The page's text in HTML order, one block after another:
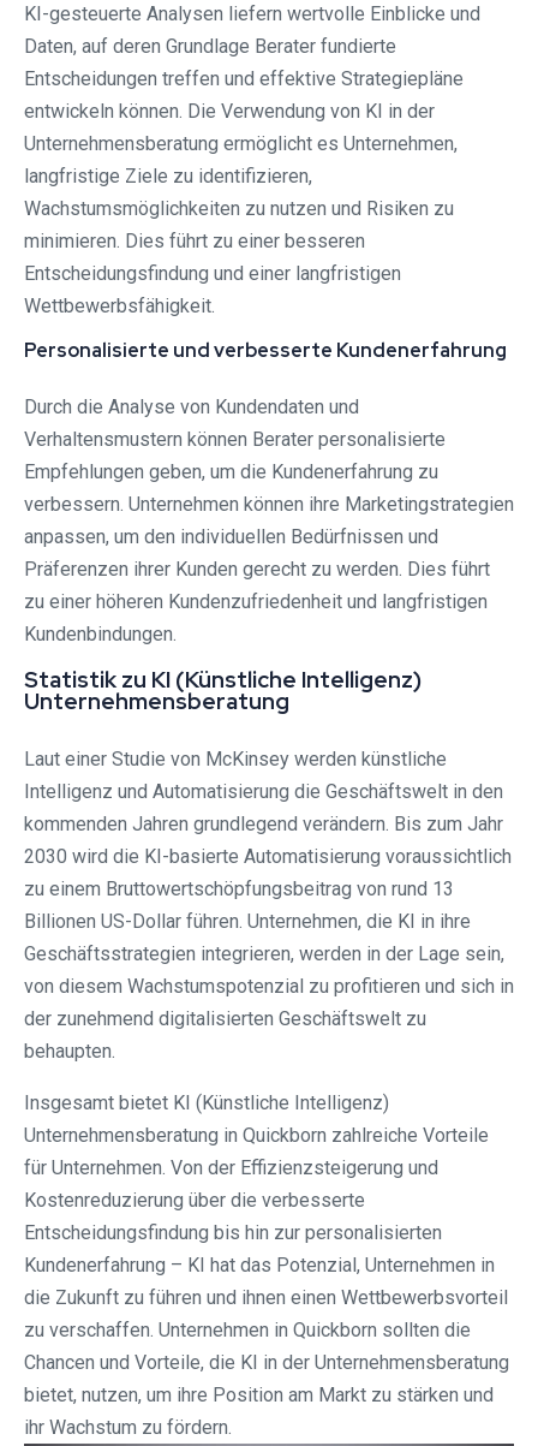
KI-gesteuerte Analysen liefern wertvolle Einblicke und
Daten, auf deren Grundlage Berater fundierte
Entscheidungen treffen und effektive Strategiepläne
entwickeln können. Die Verwendung von KI in der
Unternehmensberatung ermöglicht es Unternehmen,
langfristige Ziele zu identifizieren,
Wachstumsmöglichkeiten zu nutzen und Risiken zu
minimieren. Dies führt zu einer besseren
Entscheidungsfindung und einer langfristigen
Wettbewerbsfähigkeit.
Personalisierte und verbesserte Kundenerfahrung
Durch die Analyse von Kundendaten und
Verhaltensmustern können Berater personalisierte
Empfehlungen geben, um die Kundenerfahrung zu
verbessern. Unternehmen können ihre Marketingstrategien
anpassen, um den individuellen Bedürfnissen und
Präferenzen ihrer Kunden gerecht zu werden. Dies führt
zu einer höheren Kundenzufriedenheit und langfristigen
Kundenbindungen.
Statistik zu KI (Künstliche Intelligenz)
Unternehmensberatung
Laut einer Studie von McKinsey werden künstliche
Intelligenz und Automatisierung die Geschäftswelt in den
kommenden Jahren grundlegend verändern. Bis zum Jahr
2030 wird die KI-basierte Automatisierung voraussichtlich
zu einem Bruttowertschöpfungsbeitrag von rund 13
Billionen US-Dollar führen. Unternehmen, die KI in ihre
Geschäftsstrategien integrieren, werden in der Lage sein,
von diesem Wachstumspotenzial zu profitieren und sich in
der zunehmend digitalisierten Geschäftswelt zu
behaupten.
Insgesamt bietet KI (Künstliche Intelligenz)
Unternehmensberatung in Quickborn zahlreiche Vorteile
für Unternehmen. Von der Effizienzsteigerung und
Kostenreduzierung über die verbesserte
Entscheidungsfindung bis hin zur personalisierten
Kundenerfahrung – KI hat das Potenzial, Unternehmen in
die Zukunft zu führen und ihnen einen Wettbewerbsvorteil
zu verschaffen. Unternehmen in Quickborn sollten die
Chancen und Vorteile, die KI in der Unternehmensberatung
bietet, nutzen, um ihre Position am Markt zu stärken und
ihr Wachstum zu fördern.